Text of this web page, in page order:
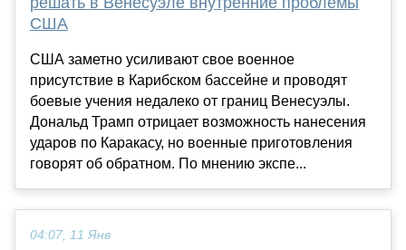
США
США заметно усиливают свое военное
присутствие в Карибском бассейне и проводят
боевые учения недалеко от границ Венесуэлы.
Дональд Трамп отрицает возможность нанесения
ударов по Каракасу, но военные приготовления
говорят об обратном. По мнению экспе...
04:07, 11 Янв